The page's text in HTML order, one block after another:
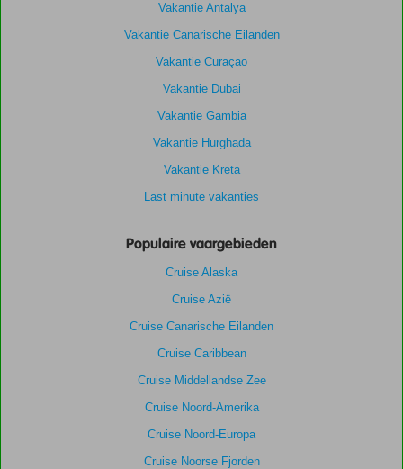
Vakantie Antalya
Vakantie Canarische Eilanden
Vakantie Curaçao
Vakantie Dubai
Vakantie Gambia
Vakantie Hurghada
Vakantie Kreta
Last minute vakanties
Populaire vaargebieden
Cruise Alaska
Cruise Azië
Cruise Canarische Eilanden
Cruise Caribbean
Cruise Middellandse Zee
Cruise Noord-Amerika
Cruise Noord-Europa
Cruise Noorse Fjorden